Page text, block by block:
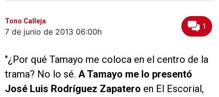
Tono Calleja
7 de junio de 2013 06:00h
1
"¿Por qué Tamayo me coloca en el centro de la
trama? No lo sé. A Tamayo me lo presentó
José Luis Rodríguez Zapatero en El Escorial,